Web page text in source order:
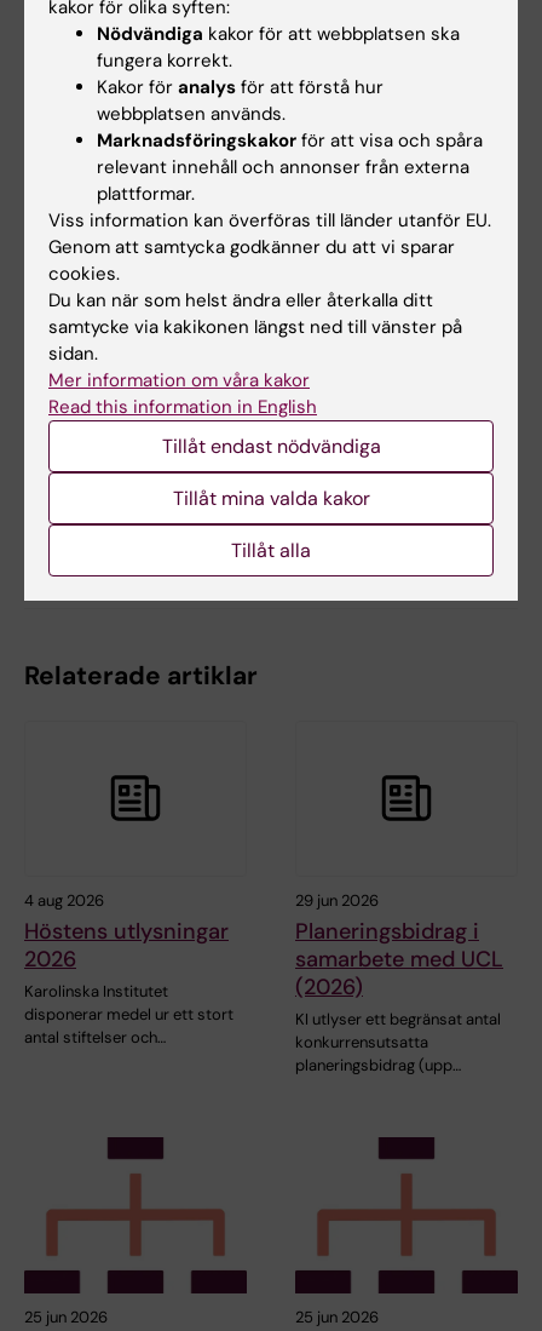
Vill du ansöka om metodstöd från
Clinicum?
Ansök här
Tags
Clinicum Forskarstöd Bioinformatik
Uppdaterad av:
Sara Lidman 2026-07-03
Innehållsgranskare:
Sandra Eloranta
Dela
Relaterade artiklar
4 aug 2026
Höstens utlysningar
2026
Karolinska Institutet
disponerar medel ur ett stort
antal stiftelser och…
29 jun 2026
Planeringsbidrag i
samarbete med UCL
(2026)
KI utlyser ett begränsat antal
konkurrensutsatta
planeringsbidrag (upp…
25 jun 2026 25 jun 2026
kakor för olika syften:
Nödvändiga kakor för att webbplatsen ska
fungera korrekt.
Kakor för analys för att förstå hur
webbplatsen används.
Marknadsföringskakor för att visa och spåra
relevant innehåll och annonser från externa
plattformar.
Viss information kan överföras till länder utanför EU.
Genom att samtycka godkänner du att vi sparar
cookies.
Du kan när som helst ändra eller återkalla ditt
samtycke via kakikonen längst ned till vänster på
sidan.
Mer information om våra kakor
Read this information in English
Tillåt endast nödvändiga
Tillåt mina valda kakor
Tillåt alla